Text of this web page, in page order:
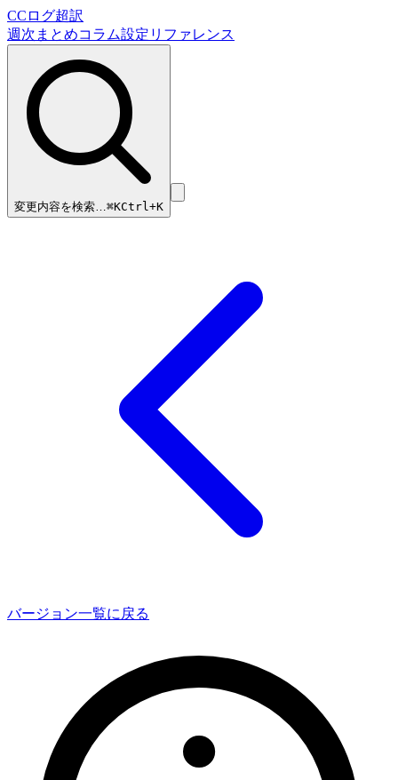
CCログ超訳
週次まとめコラム設定リファレンス
変更内容を検索…⌘KCtrl+K
バージョン一覧に戻る